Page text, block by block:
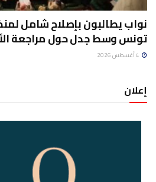
نواب يطالبون بإصلاح شامل
تونس وسط جدل حول مراجعة
إعلان